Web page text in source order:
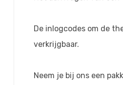
De inlogcodes om de
verkrijgbaar.
Neem je bij ons een